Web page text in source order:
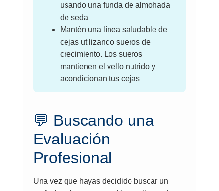
usando una funda de almohada
de seda
Mantén una línea saludable de
cejas utilizando sueros de
crecimiento. Los sueros
mantienen el vello nutrido y
acondicionan tus cejas
💬 Buscando una
Evaluación
Profesional
Una vez que hayas decidido buscar un